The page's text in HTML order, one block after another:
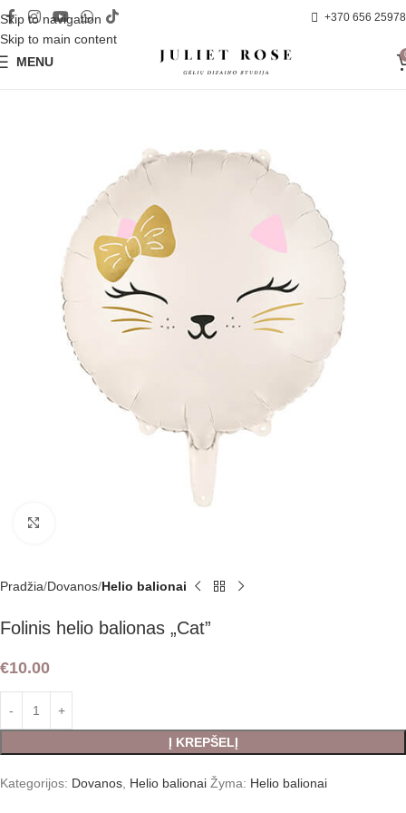
Skip to navigation
Skip to main content
+370 656 25978
MENU
Pradžia Dovanos Helio balionai
Folinis helio balionas „Cat”
€10.00
Į KREPŠELĮ
Kategorijos: Dovanos, Helio balionai Žyma: Helio balionai